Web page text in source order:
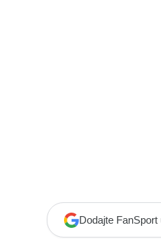
Dodajte